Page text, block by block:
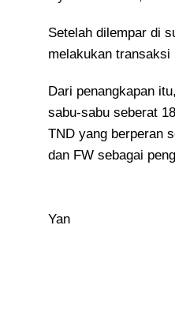
Setelah dilempar di
melakukan
Dari penangkapan
sabu-sabu seberat
TND yang berperan
dan FW sebagai
Yan